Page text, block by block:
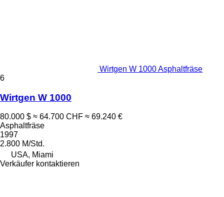
Wirtgen W 1000 Asphaltfräse
6
Wirtgen W 1000
80.000 $ ≈ 64.700 CHF ≈ 69.240 €
Asphaltfräse
1997
2.800 M/Std.
USA, Miami
Verkäufer kontaktieren